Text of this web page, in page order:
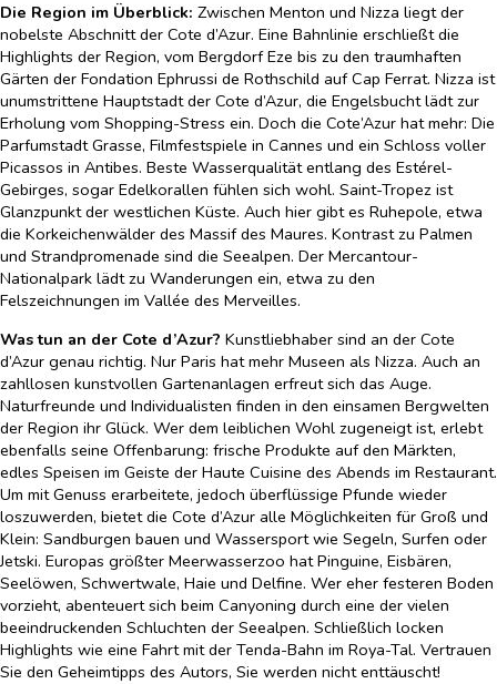
Die Region im Überblick: Zwischen Menton und Nizza liegt der
nobelste Abschnitt der Cote d’Azur. Eine Bahnlinie erschließt die
Highlights der Region, vom Bergdorf Eze bis zu den traumhaften
Gärten der Fondation Ephrussi de Rothschild auf Cap Ferrat. Nizza ist
unumstrittene Hauptstadt der Cote d’Azur, die Engelsbucht lädt zur
Erholung vom Shopping-Stress ein. Doch die Cote’Azur hat mehr: Die
Parfumstadt Grasse, Filmfestspiele in Cannes und ein Schloss voller
Picassos in Antibes. Beste Wasserqualität entlang des Estérel-
Gebirges, sogar Edelkorallen fühlen sich wohl. Saint-Tropez ist
Glanzpunkt der westlichen Küste. Auch hier gibt es Ruhepole, etwa
die Korkeichenwälder des Massif des Maures. Kontrast zu Palmen
und Strandpromenade sind die Seealpen. Der Mercantour-
Nationalpark lädt zu Wanderungen ein, etwa zu den
Felszeichnungen im Vallée des Merveilles.
Was tun an der Cote d’Azur? Kunstliebhaber sind an der Cote
d’Azur genau richtig. Nur Paris hat mehr Museen als Nizza. Auch an
zahllosen kunstvollen Gartenanlagen erfreut sich das Auge.
Naturfreunde und Individualisten finden in den einsamen Bergwelten
der Region ihr Glück. Wer dem leiblichen Wohl zugeneigt ist, erlebt
ebenfalls seine Offenbarung: frische Produkte auf den Märkten,
edles Speisen im Geiste der Haute Cuisine des Abends im Restaurant.
Um mit Genuss erarbeitete, jedoch überflüssige Pfunde wieder
loszuwerden, bietet die Cote d’Azur alle Möglichkeiten für Groß und
Klein: Sandburgen bauen und Wassersport wie Segeln, Surfen oder
Jetski. Europas größter Meerwasserzoo hat Pinguine, Eisbären,
Seelöwen, Schwertwale, Haie und Delfine. Wer eher festeren Boden
vorzieht, abenteuert sich beim Canyoning durch eine der vielen
beeindruckenden Schluchten der Seealpen. Schließlich locken
Highlights wie eine Fahrt mit der Tenda-Bahn im Roya-Tal. Vertrauen
Sie den Geheimtipps des Autors, Sie werden nicht enttäuscht!